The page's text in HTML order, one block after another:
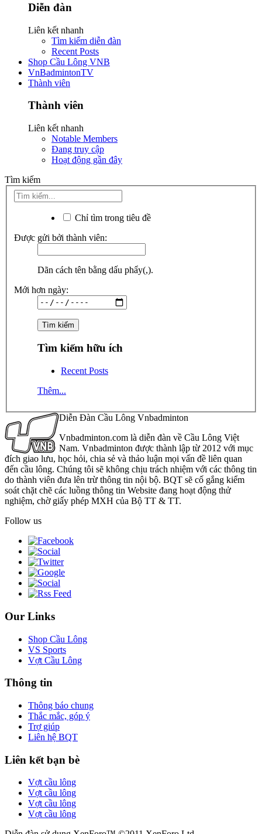
Diễn đàn
Liên kết nhanh
Tìm kiếm diễn đàn
Recent Posts
Shop Cầu Lông VNB
VnBadmintonTV
Thành viên
Thành viên
Liên kết nhanh
Notable Members
Đang truy cập
Hoạt động gần đây
Tìm kiếm
Chỉ tìm trong tiêu đề
Được gửi bởi thành viên:
Dãn cách tên bằng dấu phẩy(,).
Mới hơn ngày:
Tìm kiếm hữu ích
Recent Posts
Thêm...
Diễn Đàn Cầu Lông Vnbadminton
Vnbadminton.com là diễn đàn về Cầu Lông Việt
Nam. Vnbadminton được thành lập từ 2012 với mục
đích giao lưu, học hỏi, chia sẻ và thảo luận mọi vấn đề liên quan
đến cầu lông. Chúng tôi sẽ không chịu trách nhiệm với các thông tin
do thành viên đưa lên trừ thông tin nội bộ. BQT sẽ cố gắng kiểm
soát chặt chẽ các luồng thông tin Website đang hoạt động thử
nghiệm, chờ giấy phép MXH của Bộ TT & TT.
Follow us
Our Links
Shop Cầu Lông
VS Sports
Vợt Cầu Lông
Thông tin
Thông báo chung
Thắc mắc, góp ý
Trợ giúp
Liên hệ BQT
Liên kết bạn bè
Vợt cầu lông
Vợt cầu lông
Vợt cầu lông
Vợt cầu lông